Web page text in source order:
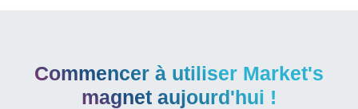
Commencer à utiliser Market's
magnet aujourd'hui !